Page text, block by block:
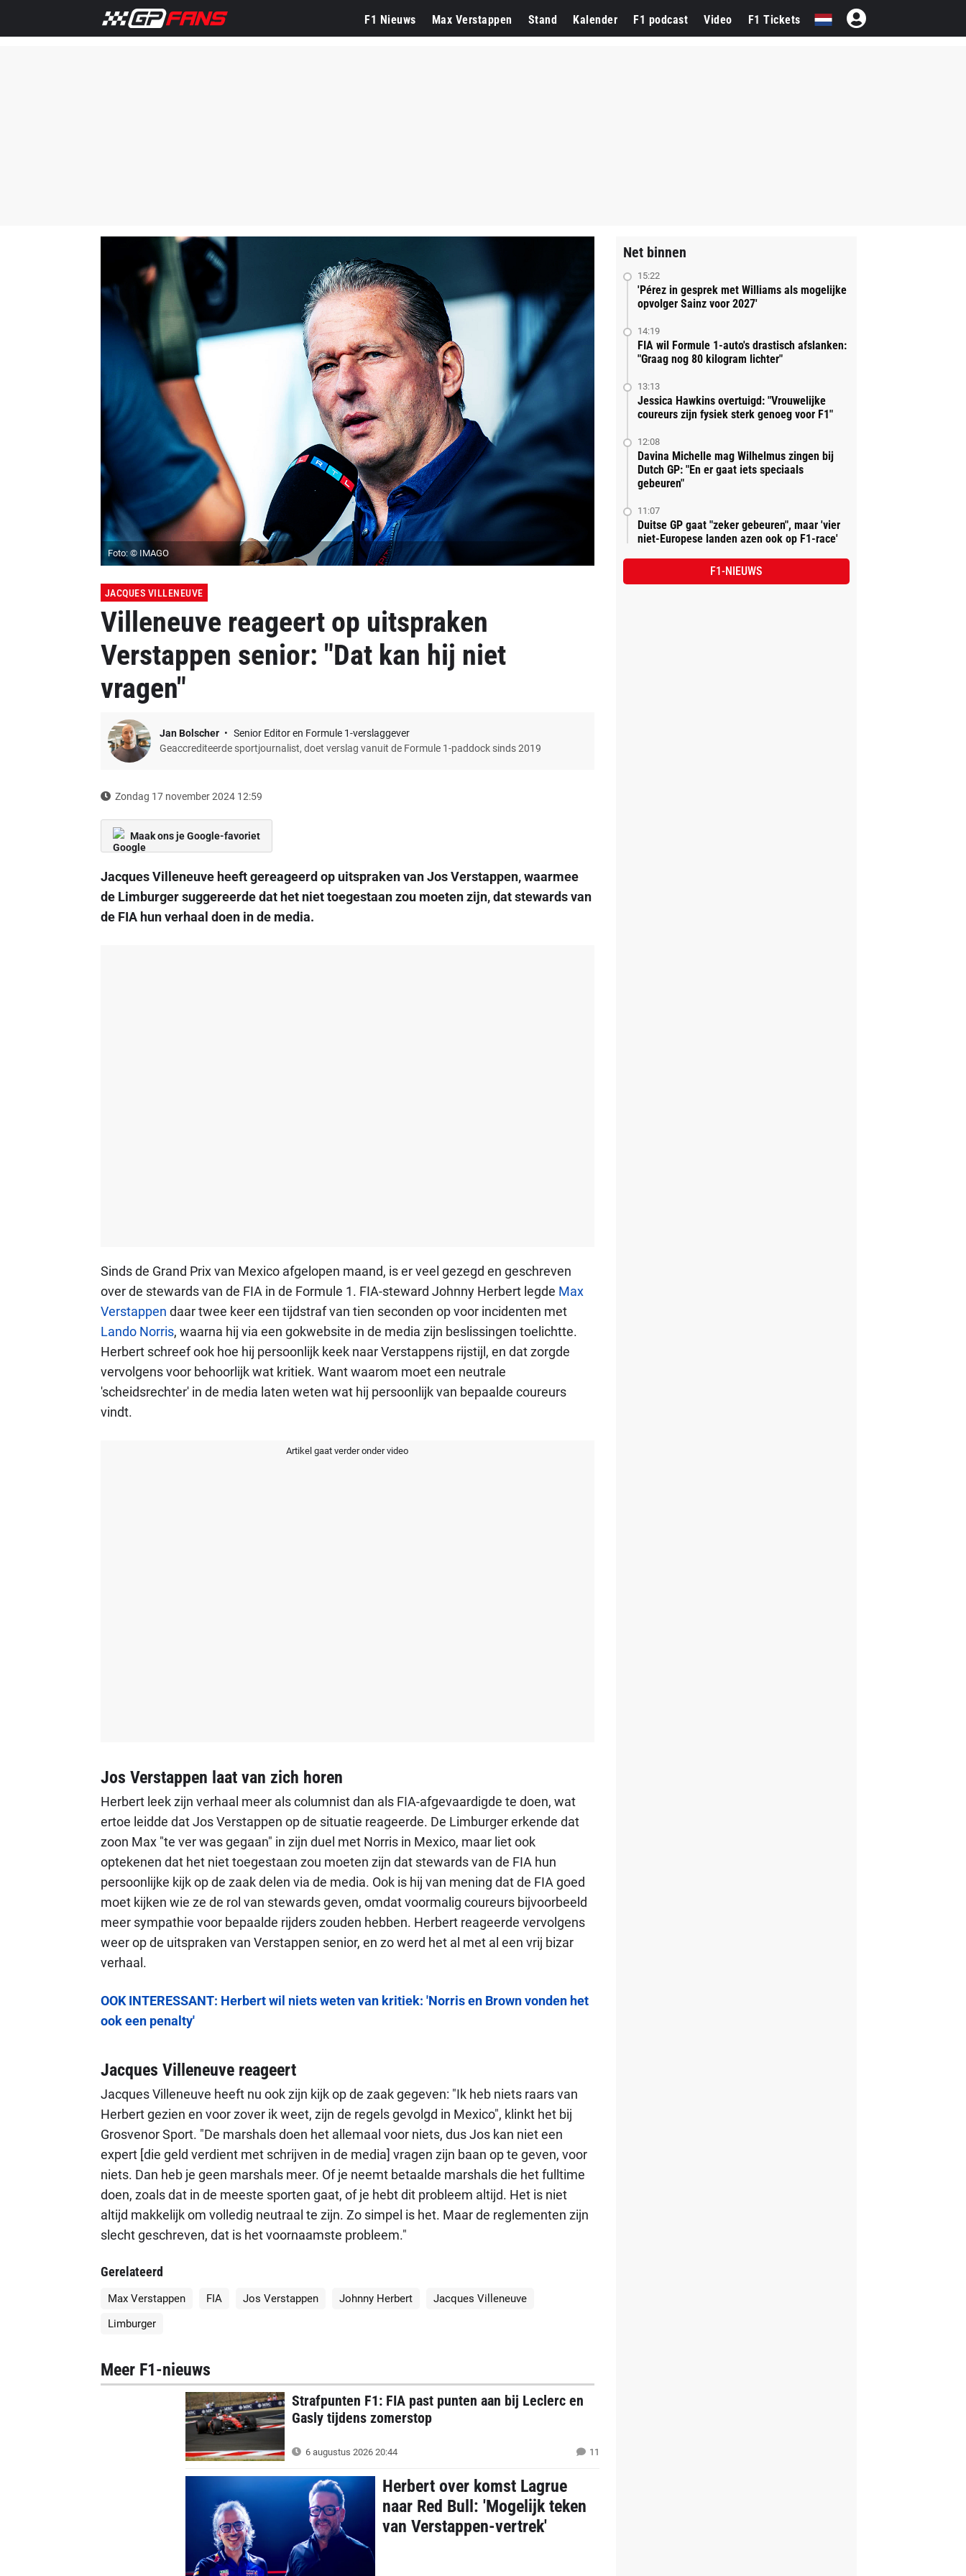
F1 Nieuws Max Verstappen Stand Kalender F1 podcast Video F1 Tickets
Foto: © IMAGO
JACQUES VILLENEUVE
Villeneuve reageert op uitspraken
Verstappen senior: "Dat kan hij niet
vragen"
Jan Bolscher
Senior Editor en Formule 1-verslaggever
Geaccrediteerde sportjournalist, doet verslag vanuit de Formule 1-paddock sinds 2019
Zondag 17 november 2024 12:59
Maak ons je Google-favoriet
Jacques Villeneuve heeft gereageerd op uitspraken van Jos Verstappen, waarmee
de Limburger suggereerde dat het niet toegestaan zou moeten zijn, dat stewards van
de FIA hun verhaal doen in de media.
Sinds de Grand Prix van Mexico afgelopen maand, is er veel gezegd en geschreven
over de stewards van de FIA in de Formule 1. FIA-steward Johnny Herbert legde Max
Verstappen daar twee keer een tijdstraf van tien seconden op voor incidenten met
Lando Norris, waarna hij via een gokwebsite in de media zijn beslissingen toelichtte.
Herbert schreef ook hoe hij persoonlijk keek naar Verstappens rijstijl, en dat zorgde
vervolgens voor behoorlijk wat kritiek. Want waarom moet een neutrale
'scheidsrechter' in de media laten weten wat hij persoonlijk van bepaalde coureurs
vindt.
Artikel gaat verder onder video
Jos Verstappen laat van zich horen
Herbert leek zijn verhaal meer als columnist dan als FIA-afgevaardigde te doen, wat
ertoe leidde dat Jos Verstappen op de situatie reageerde. De Limburger erkende dat
zoon Max "te ver was gegaan" in zijn duel met Norris in Mexico, maar liet ook
optekenen dat het niet toegestaan zou moeten zijn dat stewards van de FIA hun
persoonlijke kijk op de zaak delen via de media. Ook is hij van mening dat de FIA goed
moet kijken wie ze de rol van stewards geven, omdat voormalig coureurs bijvoorbeeld
meer sympathie voor bepaalde rijders zouden hebben. Herbert reageerde vervolgens
weer op de uitspraken van Verstappen senior, en zo werd het al met al een vrij bizar
verhaal.
OOK INTERESSANT: Herbert wil niets weten van kritiek: 'Norris en Brown vonden het
ook een penalty'
Jacques Villeneuve reageert
Jacques Villeneuve heeft nu ook zijn kijk op de zaak gegeven: "Ik heb niets raars van
Herbert gezien en voor zover ik weet, zijn de regels gevolgd in Mexico", klinkt het bij
Grosvenor Sport. "De marshals doen het allemaal voor niets, dus Jos kan niet een
expert [die geld verdient met schrijven in de media] vragen zijn baan op te geven, voor
niets. Dan heb je geen marshals meer. Of je neemt betaalde marshals die het fulltime
doen, zoals dat in de meeste sporten gaat, of je hebt dit probleem altijd. Het is niet
altijd makkelijk om volledig neutraal te zijn. Zo simpel is het. Maar de reglementen zijn
slecht geschreven, dat is het voornaamste probleem."
Gerelateerd
Max Verstappen FIA Jos Verstappen Johnny Herbert
Jacques Villeneuve
Limburger
Meer F1-nieuws
Strafpunten F1: FIA past punten aan bij Leclerc en
Gasly tijdens zomerstop
6 augustus 2026 20:44 11
Herbert over komst Lagrue
naar Red Bull: 'Mogelijk teken
van Verstappen-vertrek'
Net binnen
15:22
'Pérez in gesprek met Williams als mogelijke
opvolger Sainz voor 2027'
14:19
FIA wil Formule 1-auto's drastisch afslanken:
"Graag nog 80 kilogram lichter"
13:13
Jessica Hawkins overtuigd: "Vrouwelijke
coureurs zijn fysiek sterk genoeg voor F1"
12:08
Davina Michelle mag Wilhelmus zingen bij
Dutch GP: "En er gaat iets speciaals
gebeuren"
11:07
Duitse GP gaat "zeker gebeuren", maar 'vier
niet-Europese landen azen ook op F1-race'
F1-NIEUWS